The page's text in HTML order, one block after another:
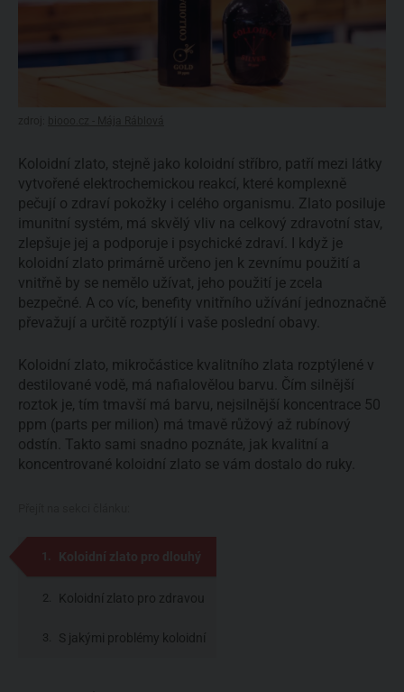
Koloidní zlato, stejně jako koloidní stříbro, patří mezi látky
vytvořené elektrochemickou reakcí, které komplexně
pečují o zdraví pokožky i celého organismu. Zlato posiluje
imunitní systém, má skvělý vliv na celkový zdravotní stav,
zlepšuje jej a podporuje i psychické zdraví. I když je
koloidní zlato primárně určeno jen k zevnímu použití a
vnitřně by se nemělo užívat, jeho použití je zcela
bezpečné. A co víc, benefity vnitřního užívání jednoznačně
převažují a určitě rozptýlí i vaše poslední obavy.
Koloidní zlato, mikročástice kvalitního zlata rozptýlené v
destilované vodě, má nafialovělou barvu. Čím silnější
roztok je, tím tmavší má barvu, nejsilnější koncentrace 50
ppm (parts per milion) má tmavě růžový až rubínový
odstín. Takto sami snadno poznáte, jak kvalitní a
koncentrované koloidní zlato se vám dostalo do ruky.
Koloidní zlato pro dlouhý
zdravý život
Koloidní zlato pro zdravou
pokožku
S jakými problémy koloidní